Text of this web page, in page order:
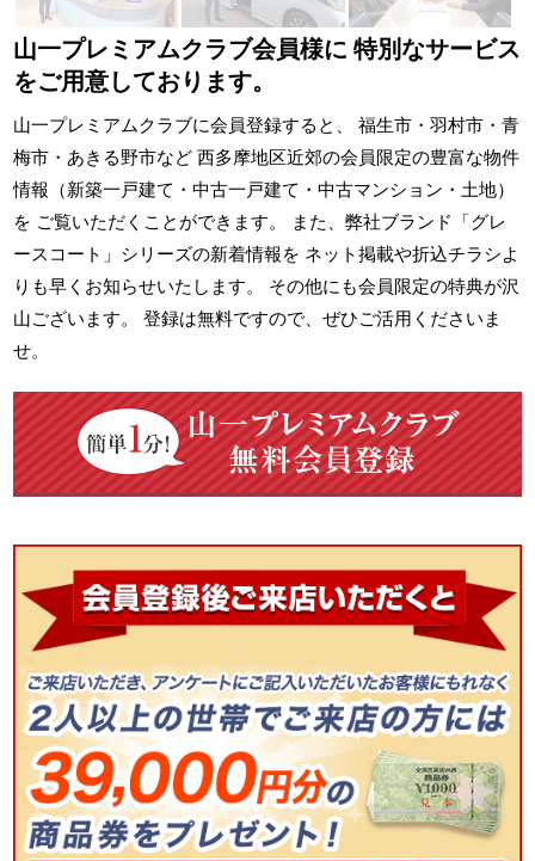
山一プレミアムクラブ会員様に特別なサービス
をご用意しております。
山一プレミアムクラブに会員登録すると、 福生市・羽村市・青
梅市・あきる野市など 西多摩地区近郊の会員限定の豊富な物件
情報（新築一戸建て・中古一戸建て・中古マンション・土地）
を ご覧いただくことができます。 また、弊社ブランド「グレ
ースコート」シリーズの新着情報を ネット掲載や折込チラシよ
りも早くお知らせいたします。 その他にも会員限定の特典が沢
山ございます。 登録は無料ですので、ぜひご活用くださいま
せ。